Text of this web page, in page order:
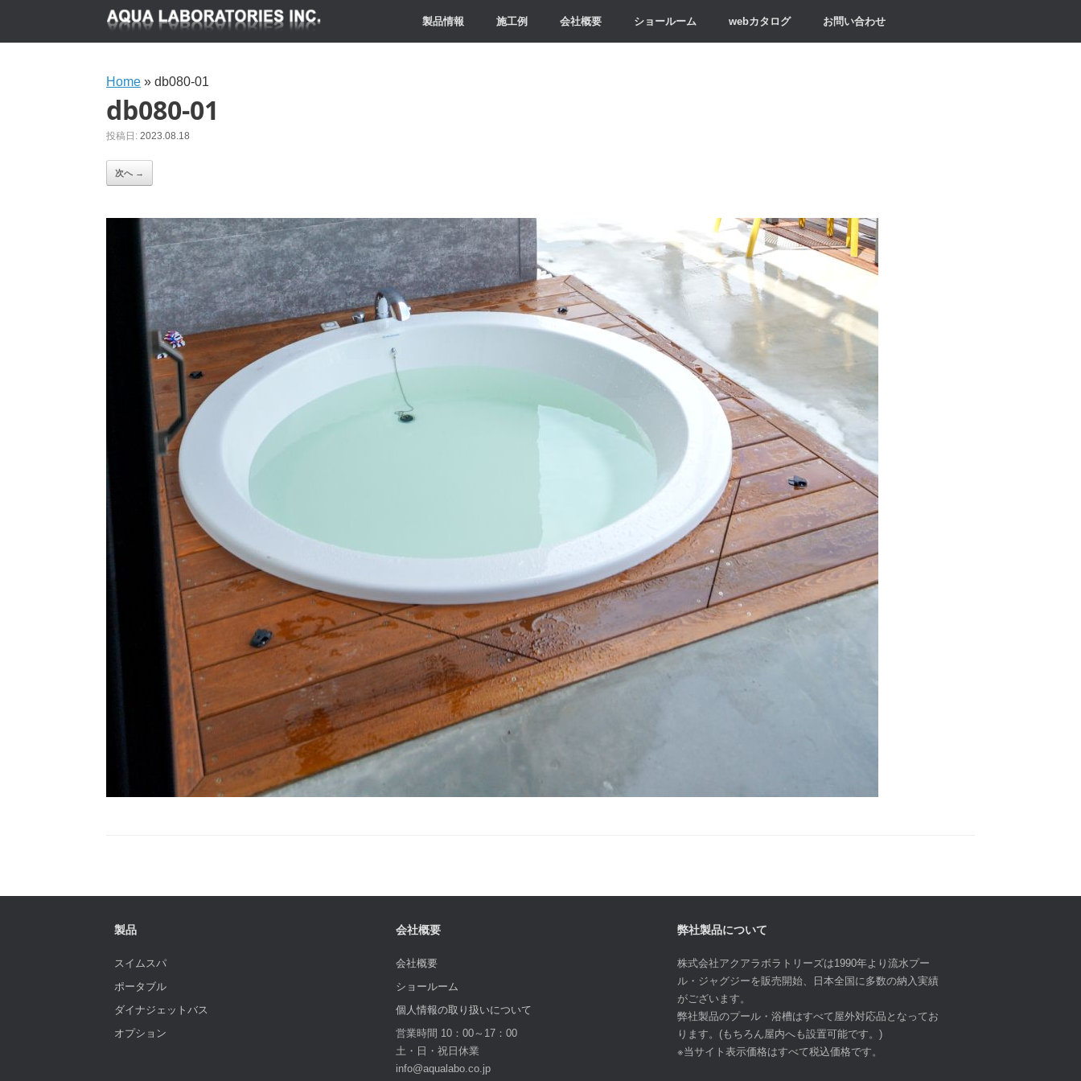
製品情報 施工例 会社概要 ショールーム webカタログ お問い合わせ
Home » db080-01
db080-01
投稿日: 2023.08.18
次へ →
製品
スイムスパ
ポータブル
ダイナジェットバス
オプション
会社概要
会社概要
ショールーム
個人情報の取り扱いについて
営業時間 10：00～17：00
土・日・祝日休業
info@aqualabo.co.jp
弊社製品について
株式会社アクアラボラトリーズは1990年より流水プー
ル・ジャグジーを販売開始、日本全国に多数の納入実績
がございます。
弊社製品のプール・浴槽はすべて屋外対応品となってお
ります。(もちろん屋内へも設置可能です。)
※当サイト表示価格はすべて税込価格です。